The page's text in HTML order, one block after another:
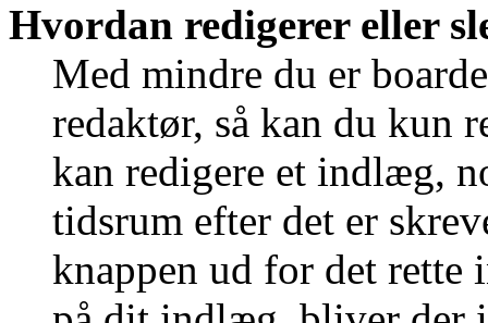
Hvordan redigerer eller
Med mindre du er
redaktør, så kan du kun
kan redigere et indlæg,
tidsrum efter det er
knappen ud for det rette